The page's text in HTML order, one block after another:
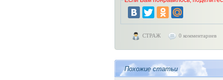
СТРАЖ 0 комментариев
Похожие статьи